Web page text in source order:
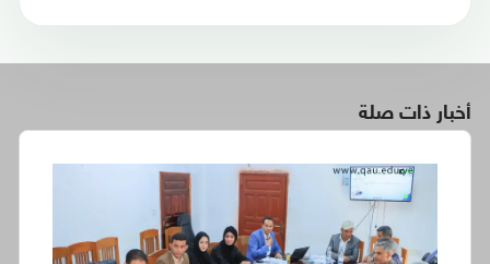
أخبار ذات صلة